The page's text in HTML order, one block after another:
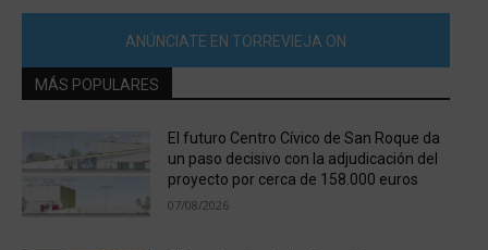
ANÚNCIATE EN TORREVIEJA ON
MÁS POPULARES
El futuro Centro Cívico de San Roque da
un paso decisivo con la adjudicación del
proyecto por cerca de 158.000 euros
07/08/2026